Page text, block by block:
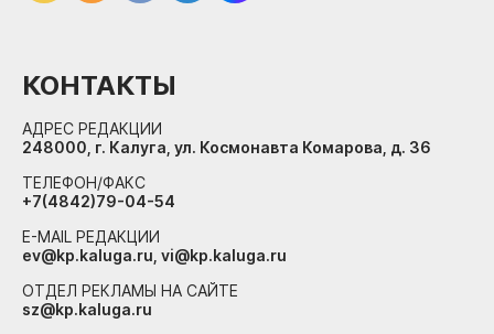
КОНТАКТЫ
АДРЕС РЕДАКЦИИ
248000, г. Калуга, ул. Космонавта Комарова, д. 36
ТЕЛЕФОН/ФАКС
+7(4842)79-04-54
E-MAIL РЕДАКЦИИ
ev@kp.kaluga.ru, vi@kp.kaluga.ru
ОТДЕЛ РЕКЛАМЫ НА САЙТЕ
sz@kp.kaluga.ru